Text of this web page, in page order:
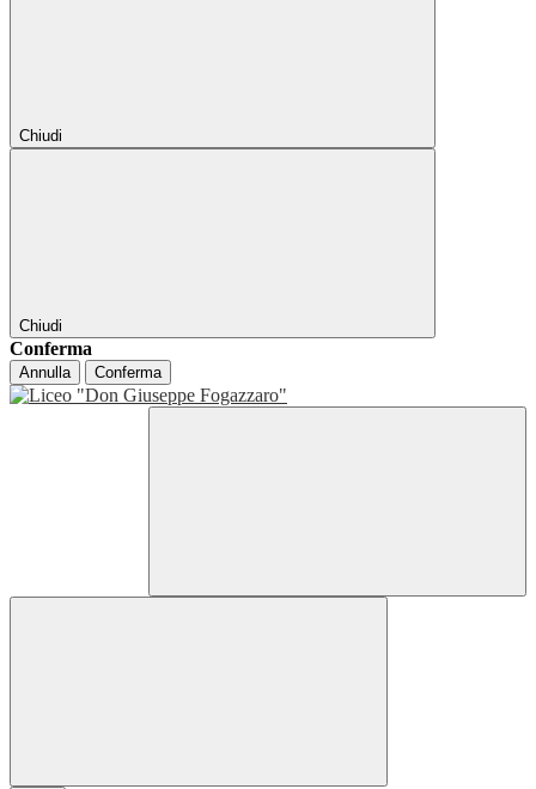
Chiudi
Chiudi
Conferma
Annulla Conferma